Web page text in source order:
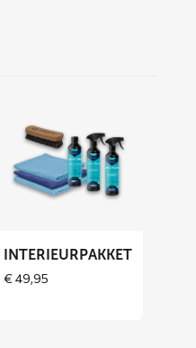
Interieurpakket
INTERIEURPAKKET
€49,95